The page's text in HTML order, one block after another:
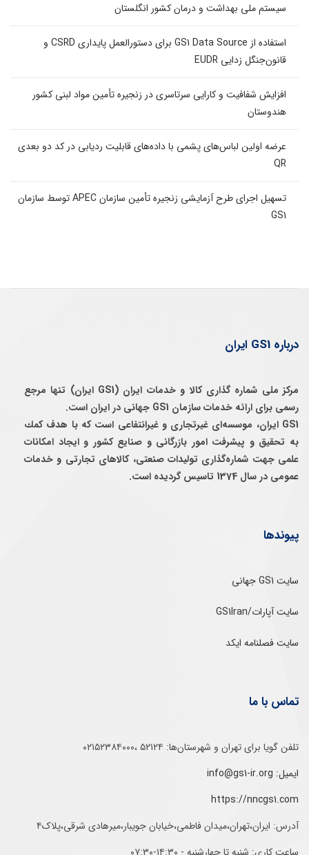
سیستم ملی بهداشت و درمان کشور انگلستان
استفاده از GS1 Data Source برای دستورالعمل پایداری CSRD و
قانون‌جنگل زدایی EUDR
افزایش شفافیت و کارایی سرتاسری در زنجیره تأمین مواد لبنی کشور
هندوستان
عرضه اولین لباس‌های پشمی با داده‌های قابلیت ردیابی در کد دو بعدی
QR
تسهیل اجرای طرح آزمایشی زنجیره تأمین سازمان APEC توسط سازمان
GS1
درباره GS1 ایران
مرکز ملی شماره گذاری کالا و خدمات ایران (GS1 ایران) تنها مرجع
رسمی برای ارائه خدمات سازمان GS1 جهانی در ایران است.
GS1 ایران، موسسه‌ای غيرتجاری و غيرانتفاعی است كه با هدف كمك
به تحقيق و پيشرفت امور بازرگانی و صنايع كشور و ايجاد امكانات
علمی جهت شماره‌گذاری توليدات صنعتی، كالاهای تجارتی و خدمات
عمومی در سال 1374 تاسيس گرديده است.
پیوندها
سایت GS1 جهانی
سایت آپارات/GS1Iran
سایت فصلنامه ایکد
تماس با ما
تلفن‌ گویا برای‌ تهران‌‌ و‌ شهرستان‌ها:‌ ۵۲۱۲۴ ،۰۲۱۵۲۳۸۴۰۰۰
ایمیل: info@gs1-ir.org
https://nncgs1.com
آدرس: ایران،تهران،میدان فاطمی،خیابان جویبار،میرهادی شرقی،پلاک۴